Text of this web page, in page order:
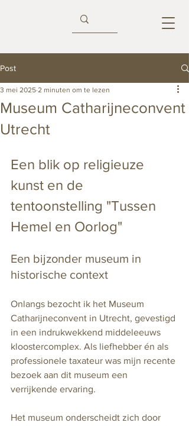
Post
Museum Catharijneconvent
Utrecht
3 mei 2025 2 minuten om te lezen
Een blik op religieuze
kunst en de
tentoonstelling "Tussen
Hemel en Oorlog"
Een bijzonder museum in
historische context
Onlangs bezocht ik het Museum
Catharijneconvent in Utrecht, gevestigd
in een indrukwekkend middeleeuws
kloostercomplex. Als liefhebber én als
professionele taxateur was mijn recente
bezoek aan dit museum een
verrijkende ervaring.
Het museum onderscheidt zich door